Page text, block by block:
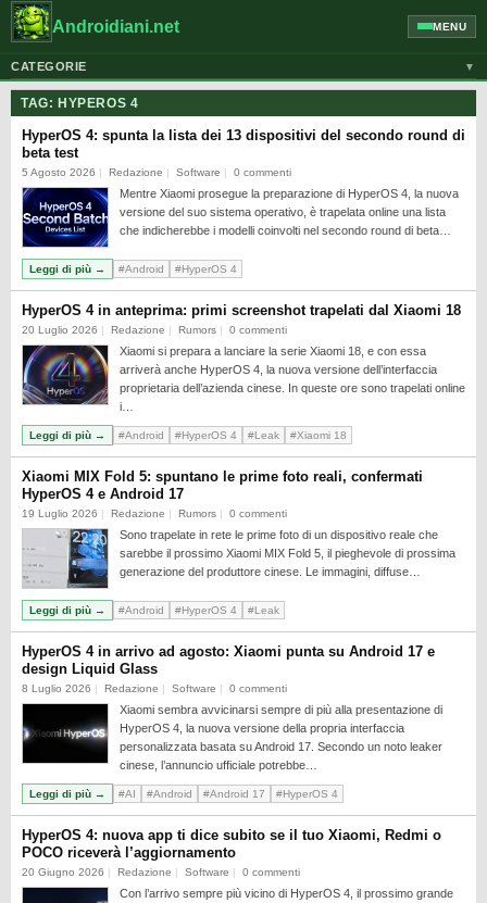
Androidiani.net MENU
CATEGORIE ▼
ALTRI DISPOSITIVI
CELLULARI
GUIDE
HONOR
HUAWEI
NEWS
ONEPLUS
PIXEL
POCO
REALME
RUMORS
SAMSUNG
SICUREZZA
SOFTWARE
SVILUPPARE ANDROID
XIAOMI
TAG: HYPEROS 4
HyperOS 4: spunta la lista dei 13 dispositivi del secondo round di
beta test
5 Agosto 2026 Redazione Software 0 commenti
Mentre Xiaomi prosegue la preparazione di HyperOS 4, la nuova
versione del suo sistema operativo, è trapelata online una lista
che indicherebbe i modelli coinvolti nel secondo round di beta…
Leggi di più → #Android #HyperOS 4
HyperOS 4 in anteprima: primi screenshot trapelati dal Xiaomi 18
20 Luglio 2026 Redazione Rumors 0 commenti
Xiaomi si prepara a lanciare la serie Xiaomi 18, e con essa
arriverà anche HyperOS 4, la nuova versione dell’interfaccia
proprietaria dell’azienda cinese. In queste ore sono trapelati online
i…
Leggi di più → #Android #HyperOS 4 #Leak #Xiaomi 18
Xiaomi MIX Fold 5: spuntano le prime foto reali, confermati
HyperOS 4 e Android 17
19 Luglio 2026 Redazione Rumors 0 commenti
Sono trapelate in rete le prime foto di un dispositivo reale che
sarebbe il prossimo Xiaomi MIX Fold 5, il pieghevole di prossima
generazione del produttore cinese. Le immagini, diffuse…
Leggi di più → #Android #HyperOS 4 #Leak
HyperOS 4 in arrivo ad agosto: Xiaomi punta su Android 17 e
design Liquid Glass
8 Luglio 2026 Redazione Software 0 commenti
Xiaomi sembra avvicinarsi sempre di più alla presentazione di
HyperOS 4, la nuova versione della propria interfaccia
personalizzata basata su Android 17. Secondo un noto leaker
cinese, l’annuncio ufficiale potrebbe…
Leggi di più → #AI #Android #Android 17 #HyperOS 4
HyperOS 4: nuova app ti dice subito se il tuo Xiaomi, Redmi o
POCO riceverà l’aggiornamento
20 Giugno 2026 Redazione Software 0 commenti
Con l’arrivo sempre più vicino di HyperOS 4, il prossimo grande